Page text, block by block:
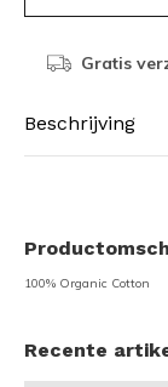
Gratis
Beschrijving
100% Organic Cotton
Recente